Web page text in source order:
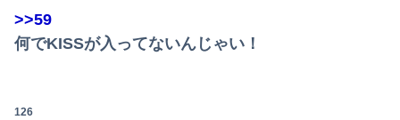
>>59
何でKISSが入ってないんじゃい！
126